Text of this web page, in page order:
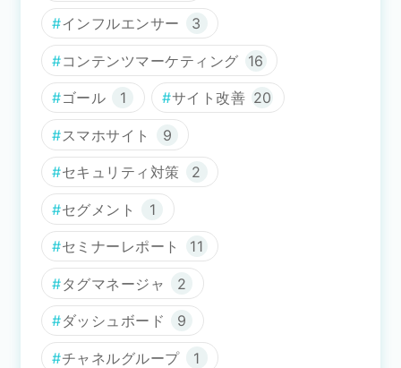
インフルエンサー 3
コンテンツマーケティング 16
ゴール 1 サイト改善 20
スマホサイト 9
セキュリティ対策 2
セグメント 1
セミナーレポート 11
タグマネージャ 2
ダッシュボード 9
チャネルグループ 1